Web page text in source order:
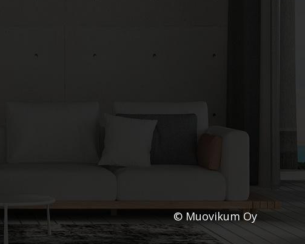
© Muovikum Oy